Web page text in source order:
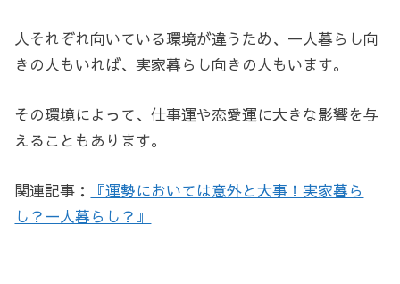
人それぞれ向いている環境が違うため、一人暮らし向
きの人もいれば、実家暮らし向きの人もいます。
その環境によって、仕事運や恋愛運に大きな影響を与
えることもあります。
関連記事：
『運勢においては意外と大事！実家暮ら
し？一人暮らし？』